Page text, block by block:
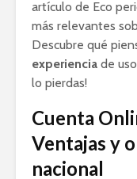
artículo de Eco
más relevantes
Descubre qué
experiencia de
lo pierdas!
Cuenta
Ventajas y
nacional